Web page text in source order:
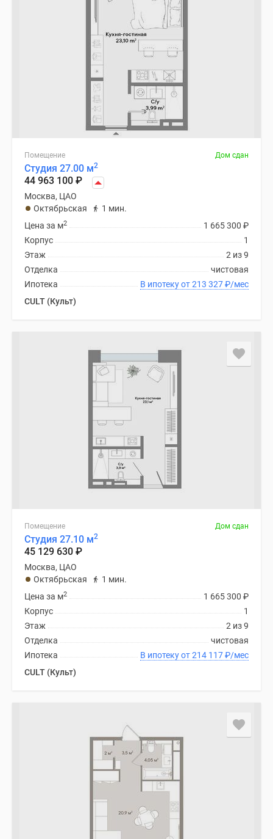
Помещение Дом сдан
Студия 27.00 м2
44 963 100 ₽
Москва, ЦАО
Октябрьская
1 мин.
1 665 300 ₽
Цена за м2
1
Корпус
2 из 9
Этаж
чистовая
Отделка
В ипотеку от 213 327₽/мес
Ипотека
CULT (Культ)
Помещение Дом сдан
Студия 27.10 м2
45 129 630 ₽
Москва, ЦАО
Октябрьская
1 мин.
1 665 300 ₽
Цена за м2
1
Корпус
2 из 9
Этаж
чистовая
Отделка
В ипотеку от 214 117₽/мес
Ипотека
CULT (Культ)